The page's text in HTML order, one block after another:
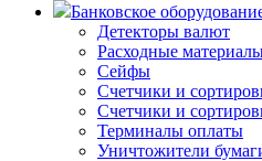
Банковское
Детекторы валют
Расходные
Сейфы
Счетчики и
Счетчики и
Терминалы оплаты
Уничтожители